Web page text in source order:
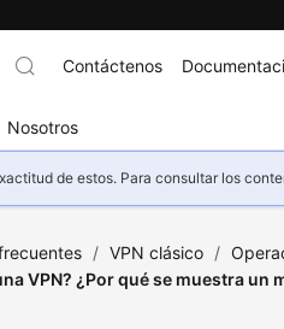
Nosotros
Contáctenos
de estos. Para consultar los
/ VPN clásico /
VPN? ¿Por qué se muestra un